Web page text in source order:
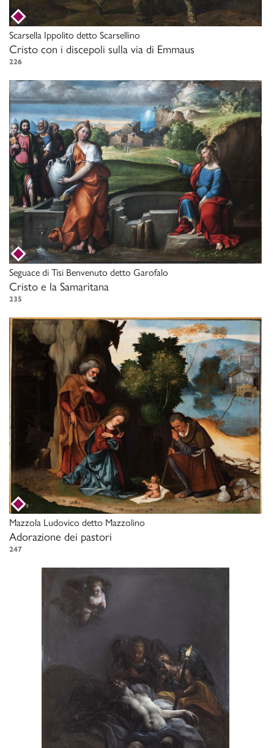
Scarsella Ippolito detto Scarsellino
Cristo con i discepoli sulla via di Emmaus
226
Seguace di Tisi Benvenuto detto Garofalo
Cristo e la Samaritana
235
Mazzola Ludovico detto Mazzolino
Adorazione dei pastori
247